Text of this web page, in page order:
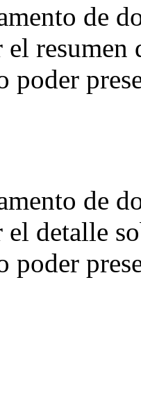
de
poder
de
detalle
poder